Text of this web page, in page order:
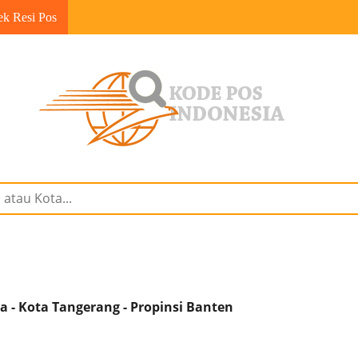
Resi Pos
- Kota Tangerang - Propinsi Banten